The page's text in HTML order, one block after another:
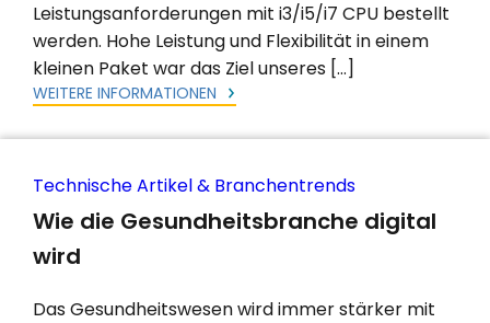
Leistungsanforderungen mit i3/i5/i7 CPU bestellt
werden. Hohe Leistung und Flexibilität in einem
kleinen Paket war das Ziel unseres […]
WEITERE INFORMATIONEN
Technische Artikel & Branchentrends
Wie die Gesundheitsbranche digital
wird
Das Gesundheitswesen wird immer stärker mit